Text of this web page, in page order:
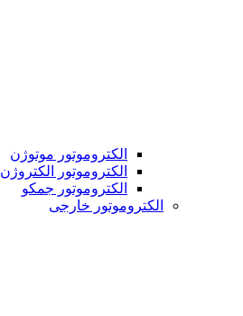
الکتروموتور موتوژن
الکتروموتور الکتروژن
الکتروموتور جمکو
الکتروموتور خارجی